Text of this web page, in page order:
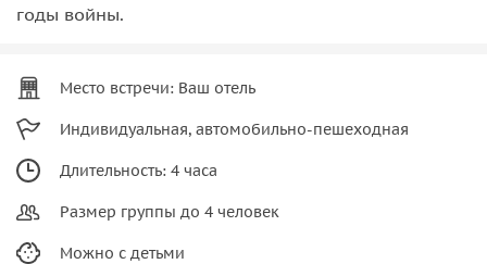
годы войны.
Место встречи: Ваш отель
Индивидуальная, автомобильно-пешеходная
Длительность: 4 часа
Размер группы до 4 человек
Можно с детьми